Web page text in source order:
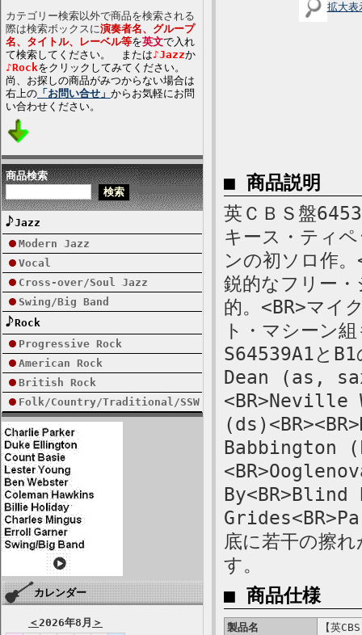
カテゴリー検索以外で商品を検索される
際は検索ボックスに演奏者名、グループ
名、タイトル、レーベル等を英文で入れ
て検索してください。 または♪Jazzか
♪Rockをクリックしてみてください。
尚、お探しの商品がみつからない場合は
右上の 「お問い合せ」 からお気軽にお問
い合わせください。
商品検索
Jazz
Modern Jazz
Vocal
Cross-over/Soul Jazz
Swing/Big Band
Rock
Progressive Rock
American Rock
British Rock
Folk/Country/Traditional/SSW
カレンダー
＜2026年8月 ＞
拡大表
■ 商品説明
英ＣＢＳ盤
キース・ティ
ンの初ソロ作
鋭的なフリー
的。<BR>マイ
ト・マシーン
S64539A1と
Dean (as,
<BR>Neville
Babbington
By<BR>Blind
底に若干の擦
す。
■ 商品仕様
製品名
【英